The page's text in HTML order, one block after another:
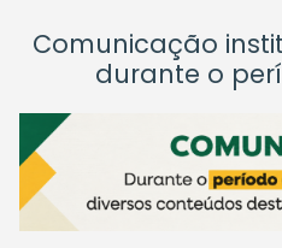
Comunicação
durante o